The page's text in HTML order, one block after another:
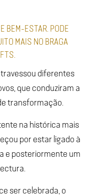
BEM-ESTAR. PODE
MAIS NO BRAGA
diferentes
que conduziram a
transformação.
na histórica mais
por estar ligado à
e posteriormente um
ser celebrada, o